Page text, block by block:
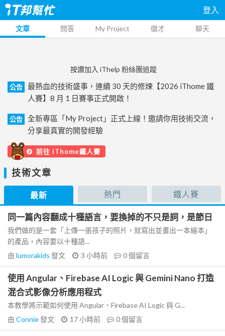
登入
文章 問答 My Project 徵才 聊天
按讚加入 iThelp 粉絲團追蹤
公告
最熱血的技術盛事，連續 30 天的修煉【2026 iThome 鐵
人賽】8 月 1 日賽事正式開啟！
公告
全新專區「My Project」正式上線！邀請你用技術交流，
分享最真實的開發經驗
前往 iThome鐵人賽
技術文章
最新 熱門 鐵人賽
同一篇內容翻成十種語言，要換掉的不只是詞，是節日
我們做的是一套「上傳一張孩子的照片，就寫出並畫出一本繪本」
的產品，內容要以十種語...
由 lumorakids 發文 3 小時前 0個留言
使用 Angular、Firebase AI Logic 與 Gemini Nano 打造
混合式影像分析應用程式
本教學將示範如何使用 Angular、Firebase AI Logic 與 G...
由 Connie發文 17 小時前 0個留言